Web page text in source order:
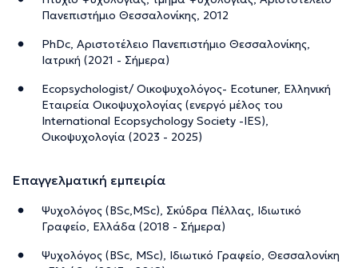
Πανεπιστήμιο Θεσσαλονίκης, 2012
PhDc, Αριστοτέλειο Πανεπιστήμιο Θεσσαλονίκης,
Ιατρική (2021 - Σήμερα)
Ecopsychologist/ Οικοψυχολόγος- Ecotuner, Ελληνική
Εταιρεία Οικοψυχολογίας (ενεργό μέλος του
International Ecopsychology Society -IES),
Οικοψυχολογία (2023 - 2025)
Επαγγελματική εμπειρία
Ψυχολόγος (BSc,MSc), Σκύδρα Πέλλας, Ιδιωτικό
Γραφείο, Ελλάδα (2018 - Σήμερα)
Ψυχολόγος (BSc, MSc), Ιδιωτικό Γραφείο, Θεσσαλονίκη